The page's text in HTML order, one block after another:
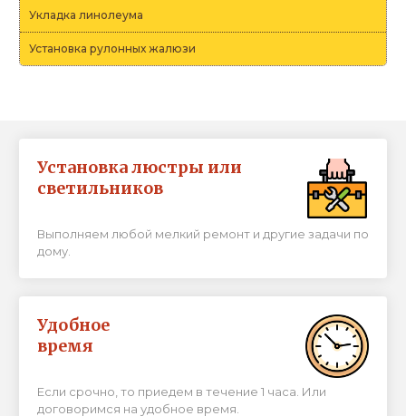
Укладка линолеума
Установка рулонных жалюзи
Установка люстры или
светильников
Выполняем любой мелкий ремонт и другие задачи по
дому.
Удобное
время
Если срочно, то приедем в течение 1 часа. Или
договоримся на удобное время.